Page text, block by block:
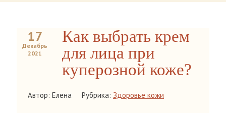
17
Декабрь
2021
Как выбрать крем
для лица при
куперозной коже?
Автор: Елена Рубрика: Здоровье кожи